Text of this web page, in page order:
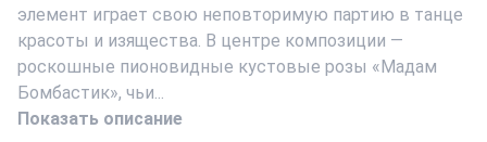
элемент играет свою неповторимую партию в танце
красоты и изящества. В центре композиции —
роскошные пионовидные кустовые розы «Мадам
Бомбастик», чьи...
Показать описание